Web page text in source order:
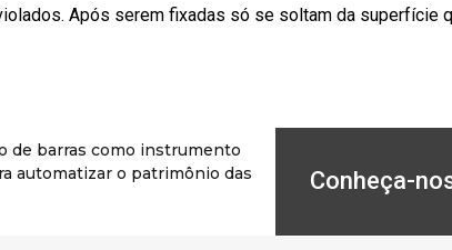
Após serem fixadas só se soltam da superfície
de barras como instrumento
automatizar o patrimônio das
Conheça-